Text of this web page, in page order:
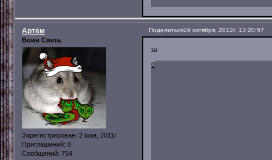
Поделиться29 октября, 2012г. 13:20:57
Артём
Воин Света
Зарегистрирован: 2 мая, 2011г.
Приглашений: 0
Сообщений: 754
за
0